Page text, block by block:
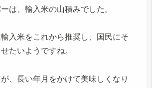
は、輸入米の山積みでした。
入米をこれから推奨し、国民にそ
たいようですね。
、長い年月をかけて美味しくなり